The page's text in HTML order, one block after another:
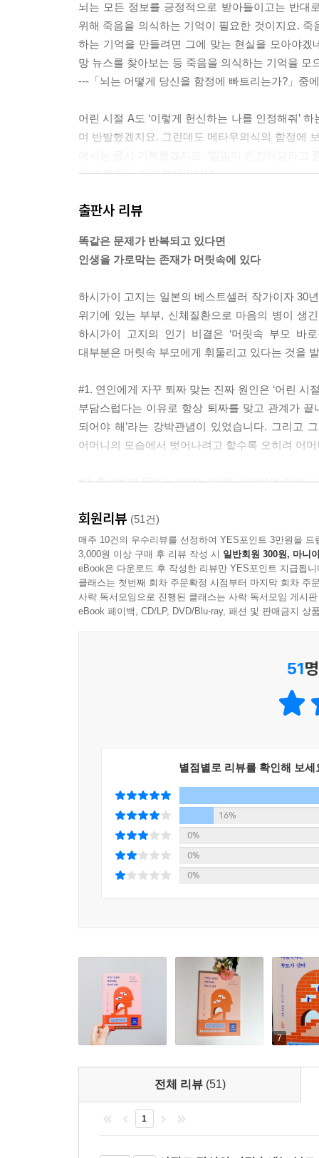
뇌는 모든 정보를 긍정적으로 받아들이고는 반대
위해 죽음을 의식하는 기억이 필요한 것이지요. 죽
하는 기억을 만들려면 그에 맞는 현실을 모아야겠
망 뉴스를 찾아보는 등 죽음을 의식하는 기억을 모
---「뇌는 어떻게 당신을 함정에 빠트리는가?」중
어린 시절 A도 ‘이렇게 헌신하는 나를 인정해줘’
며 반발했겠지요. 그런데도 메타무의식의 함정에
라고 불리는 것의 정체입니다.
모습을 어떻게 해석하느냐에 따라 뇌의 반응은 달
못한다고 단정 지었던 C. (중략) 문제회피형에서
---「다섯 가지 사례로 배우는 ‘머릿속 부모’ 찾기」
“당신이 생각하는 이상적인 부모를 선술집 메뉴
니다. 자신의 어머니를 ‘미니샐러드’에 빗댄 후,
기억난 것입니다. 그는 ‘가꾸지 않는 여성에게는
---「우리는 머릿속 부모의 감정을 안고 살아간다
어린아이에게 부모는 ‘절대 거스를 수 없는 존재
---「역할극으로 대신하는 머릿속 부모의 감정 경
이렇게 인생 관점으로 자신이 겪은 일들을 돌아
에서 벗어나 부모의 내면을 향함으로써 부모의 시
부모가 부정적인 감정에서 벗어날 수 있는지 생각
---「삶의 이유를 찾는 새로운 질문」중에서
자’라고 강하게 되뇌어도 부정적인 감정이 사라
모가 원하는 대로 살던 과거’를 고치고 나서야 겨
이번에는 곧 수명이 다할 듯한 수십 년 후의 미
상상하고 그곳에서 과거를 돌이켜봅니다. 죽음
을 통해 ‘더 많은 사람의 고통을 덜어주세요’ 또는
생을 살 수 있을까?’ ‘주위 사람들이 나를 어떻게
음으로 이어졌습니다.
---「죽기 전을 상상하는 힘」중에서
출판사 리뷰
똑같은 문제가 반복되고 있다면
인생을 가로막는 존재가 머릿속에 있다
하시가이 고지는 일본의 베스트셀러 작가이자 30
위기에 있는 부부, 신체질환으로 마음의 병이 생
하시가이 고지의 인기 비결은 ‘머릿속 부모 바
대부분은 머릿속 부모에게 휘둘리고 있다는 것을
#1. 연인에게 자꾸 퇴짜 맞는 진짜 원인은 ‘어린 시
부담스럽다는 이유로 항상 퇴짜를 맞고 관계가
되어야 해’라는 강박관념이 있었습니다. 그리고
어머니의 모습에서 벗어나려고 할수록 오히려 어
#2. 출세하지 못하는 이유는 ‘일을 싫어하던 어린 시
불안에 시달린 나머지 연이은 스트레스로 각종 신
#3. 그를 의사로 만든 결정적인 말, ‘너도 의사가 될
T의 할아버지, 아버지, 형제 대부분은 도쿄대학교
그리고 실제로 성인이 되고 의사생활을 하게 됐
시절부터 인생에 관한 선택지가 없었던 결과, 성인
어린 시절의 기억이 만들어낸 ‘행복을 밀어내는 뇌’
뇌는 과거에 느낀 부정적 감정을 온전히 기억한
높다. 뇌의 상흔을 발견하는 것이야말로 모든 치유
몸도 마음도 완전한 홀로서기를 꿈꾼다면
머릿속 부모에게서 독립하는 법
잡초는 다 잘라내도 뿌리가 남아 있으면 금방 다
있기 때문에 힘으로 한 번에 뽑아버리려고 하
병원을 그만두고 ‘의사가 된 이유’를 찾고자 노
비교해서 스트레스에 시달리고 있었죠. 그래서
몰라도 저는 제가 하고 싶은 걸 할 거예요!”라고
표정을 되찾았습니다.
못하기 때문입니다. 그래서 저는 콧김 대화 같은
시킵니다. 바보 같아 보이는 일을 다른 사람 앞
현실을 만들게 됩니다.
회원리뷰 (51건)
매주 10건의 우수리뷰를 선정하여 YES포인트 3만원을 드
3,000원 이상 구매 후 리뷰 작성 시 일반회원 300원, 마니
eBook은 다운로드 후 작성한 리뷰만 YES포인트 지급됩니
클래스는 첫번째 회차 주문확정 시점부터 마지막 회차 주
사락 독서모임으로 진행된 클래스는 사락 독서모임 게시
eBook 페이백, CD/LP, DVD/Blu-ray, 패션 및 판매금지 상
51
별점별로 리뷰를 확인해 보세
16%
0%
0%
0%
7
전체 리뷰 (51)
1